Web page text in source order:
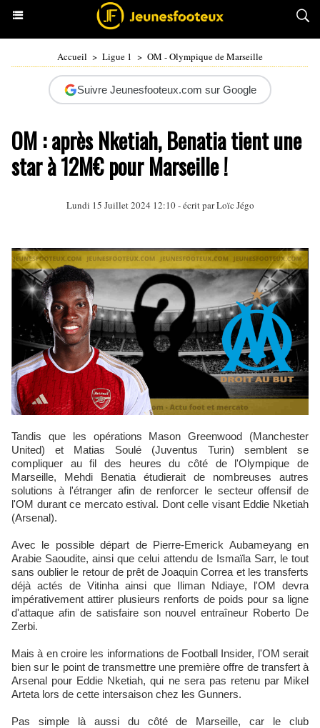
Accueil > Ligue 1 > OM - Olympique de Marseille
Suivre Jeunesfooteux.com sur Google
OM : après Nketiah, Benatia tient une
star à 12M€ pour Marseille !
Lundi 15 Juillet 2024 12:10 - écrit parLoïc Jégo
Tandis que les opérations Mason Greenwood (Manchester
United) et Matias Soulé (Juventus Turin) semblent se
compliquer au fil des heures du côté de l'Olympique de
Marseille, Mehdi Benatia étudierait de nombreuses autres
solutions à l'étranger afin de renforcer le secteur offensif de
l'OM durant ce mercato estival. Dont celle visant Eddie Nketiah
(Arsenal).
Avec le possible départ de Pierre-Emerick Aubameyang en
Arabie Saoudite, ainsi que celui attendu de Ismaïla Sarr, le tout
sans oublier le retour de prêt de Joaquin Correa et les transferts
déjà actés de Vitinha ainsi que Iliman Ndiaye, l'OM devra
impérativement attirer plusieurs renforts de poids pour sa ligne
d'attaque afin de satisfaire son nouvel entraîneur Roberto De
Zerbi.
Mais à en croire les informations de Football Insider, l'OM serait
bien sur le point de transmettre une première offre de transfert à
Arsenal pour Eddie Nketiah, qui ne sera pas retenu par Mikel
Arteta lors de cette intersaison chez les Gunners.
Pas simple là aussi du côté de Marseille, car le club